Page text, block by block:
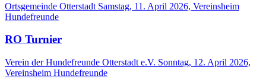
Ortsgemeinde Otterstadt Samstag, 11. April 2026, Vereinsheim
Hundefreunde
RO Turnier
Verein der Hundefreunde Otterstadt e.V. Sonntag, 12. April 2026,
Vereinsheim Hundefreunde